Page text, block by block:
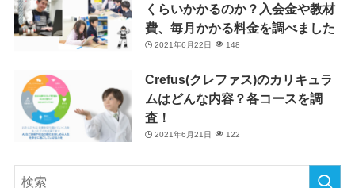
くらいかかるのか？入会金や教材
費、毎月かかる料金を調べました
2021年6月22日 148
Crefus(クレファス)のカリキュラ
ムはどんな内容？各コースを調
査！
2021年6月21日 122